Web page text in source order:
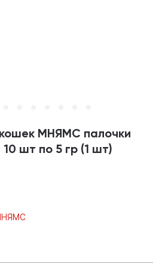
МНЯМС палочки
10 шт по 5 гр (1 шт)